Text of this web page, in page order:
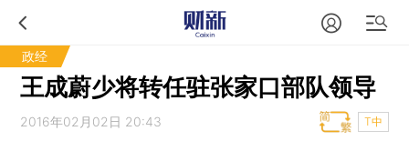
政经
王成蔚少将转任驻张家口部队领导
2016年02月02日 20:43 T中